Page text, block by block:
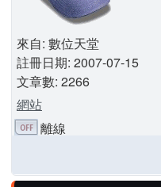
來自: 數位天堂
註冊日期: 2007-07-15
文章數: 2266
網站
離線